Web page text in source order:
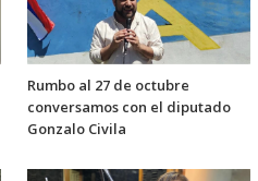
Rumbo al 27 de octubre
conversamos con el diputado
Gonzalo Civila